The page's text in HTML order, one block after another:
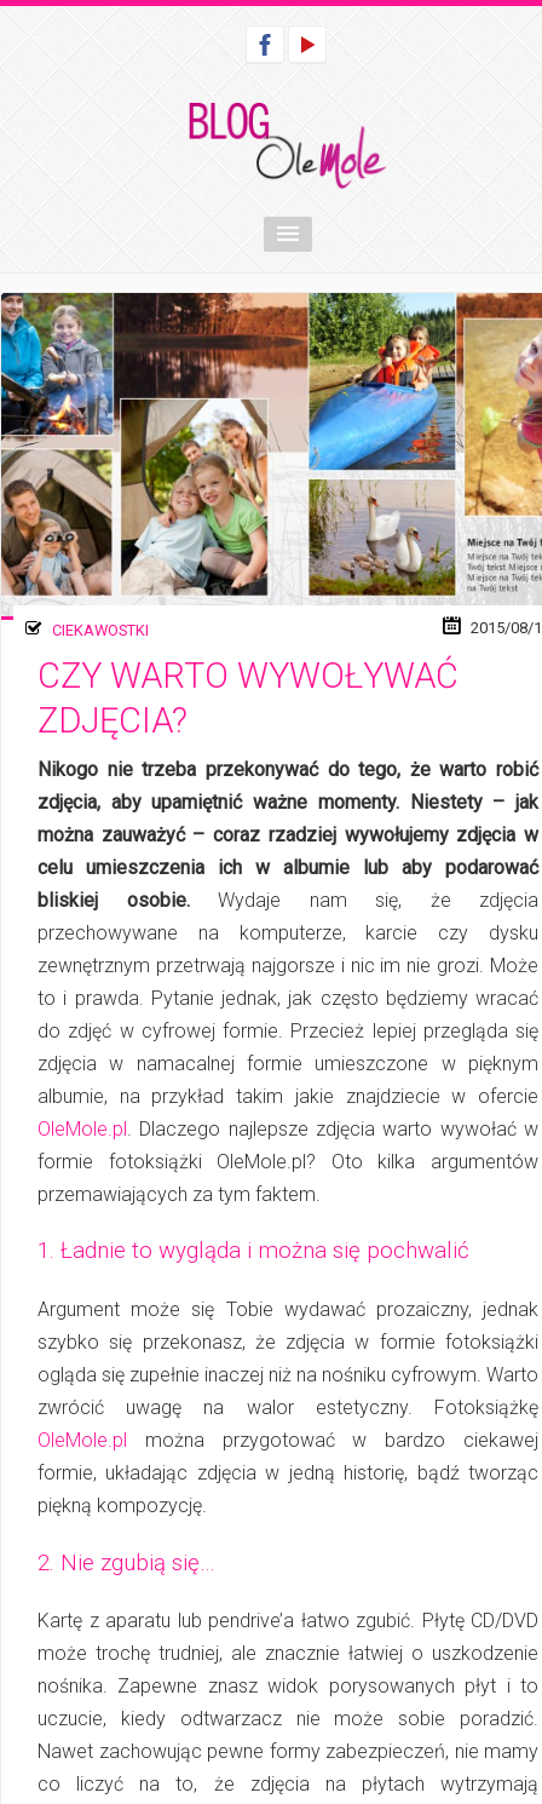
CIEKAWOSTKI 2015/08/
CZY WARTO WYWOŁYWAĆ
ZDJĘCIA?
Nikogo nie trzeba przekonywać do tego, że warto robić
zdjęcia, aby upamiętnić waż­ne momenty. Niestety – jak
można zauważyć – coraz rzadziej wywołujemy zdję­cia w
celu umieszczenia ich w albumie lub aby podarować
bliskiej osobie. Wydaje nam się, że zdjęcia
przechowywane na komputerze, karcie czy dysku
zewnętrznym przetrwają najgorsze i nic im nie grozi. Może
to i prawda. Pytanie jednak, jak często będziemy wracać
do zdjęć w cyfrowej formie. Przecież lepiej przegląda się
zdjęcia w namacalnej formie umieszczone w pięknym
albumie, na przykład takim jakie znajdziecie w ofercie
OleMole.pl . Dlaczego najlepsze zdjęcia warto wywołać w
formie fotoksiążki OleMole.pl? Oto kilka argumentów
przemawiających za tym faktem.
1. Ładnie to wygląda i można się pochwalić
Argument może się Tobie wydawać prozaiczny, jednak
szybko się przekonasz, że zdjęcia w formie fotoksiążki
ogląda się zupełnie inaczej niż na nośniku cyfrowym. Warto
zwrócić uwagę na walor estetyczny. Fotoksiążkę
OleMole.pl można przygotować w bardzo ciekawej
formie, układając zdjęcia w jedną historię, bądź tworząc
piękną kompozycję.
2. Nie zgubią się…
Kartę z aparatu lub pendrive’a łatwo zgubić. Płytę CD/DVD
może trochę trudniej, ale znacznie łatwiej o uszkodzenie
nośnika. Zapewne znasz widok porysowanych płyt i to
uczucie, kiedy odtwarzacz nie może sobie poradzić.
Nawet zachowując pewne formy zabezpieczeń, nie mamy
co liczyć na to, że zdjęcia na płytach wytrzymają